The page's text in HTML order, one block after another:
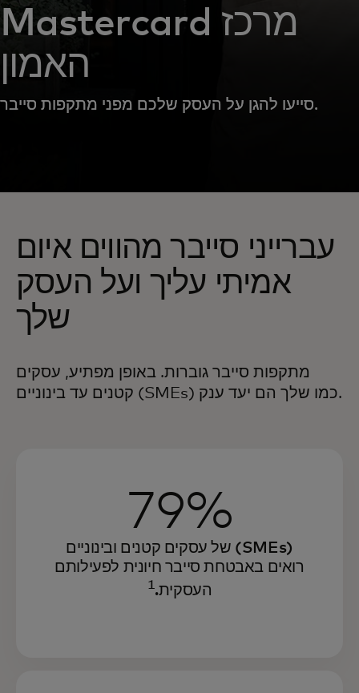
Mastercard מרכז
האמון
סייעו להגן על העסק שלכם מפני מתקפות סייבר.
עברייני סייבר מהווים איום
אמיתי עליך ועל העסק
שלך
מתקפות סייבר גוברות. באופן מפתיע, עסקים
קטנים עד בינוניים (SMEs) כמו שלך הם יעד ענק.
79%
של עסקים קטנים ובינוניים (SMEs)
רואים באבטחת סייבר חיונית לפעילותם
העסקית. 1